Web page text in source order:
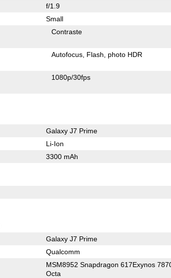
f/1.9
Small
Contraste
Autofocus Flash photo HDR
1080p/30fps
Galaxy J7 Prime
Li-Ion
3300 mAh
Galaxy J7 Prime
Qualcomm
MSM8952 Snapdragon 617Exynos
Octa